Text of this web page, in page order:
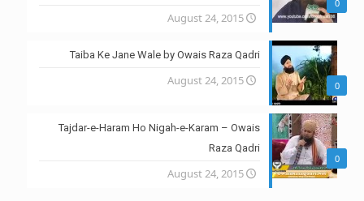
0
August 24, 2015
0
Taiba Ke Jane Wale by Owais Raza Qadri
August 24, 2015
0
Tajdar-e-Haram Ho Nigah-e-Karam – Owais
Raza Qadri
August 24, 2015